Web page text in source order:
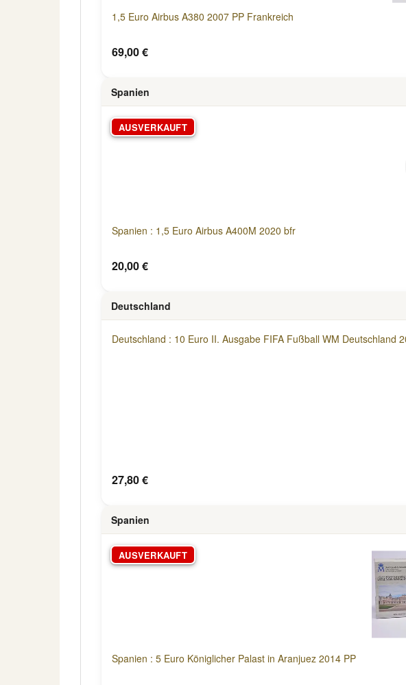
1,5 Euro Airbus A380 2007 PP Frankreich
69,00 €
Spanien
AUSVERKAUFT
Spanien : 1,5 Euro Airbus A400M 2020 bfr
20,00 €
Deutschland
Deutschland : 10 Euro II. Ausgabe FIFA Fußball WM Deutschland
27,80 €
Spanien
AUSVERKAUFT
Spanien : 5 Euro Königlicher Palast in Aranjuez 2014 PP